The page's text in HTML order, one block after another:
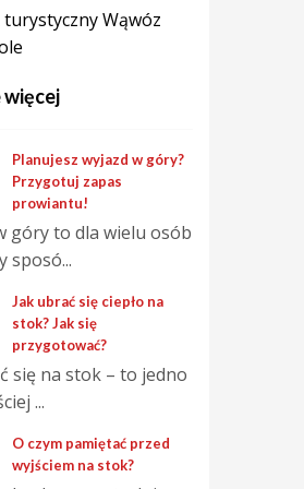
turystyczny Wąwóz
więcej
Planujesz wyjazd w góry?
Przygotuj zapas
prowiantu!
góry to dla wielu osób
sposó...
Jak ubrać się ciepło na
stok? Jak się
przygotować?
się na stok – to jedno
...
O czym pamiętać przed
wyjściem na stok?